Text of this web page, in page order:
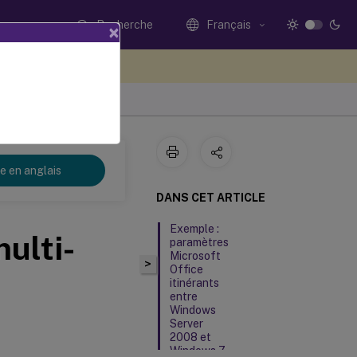
Recherche Français
en anglais
>
DANS CET ARTICLE
Exemple :
paramètres
Microsoft
Office
itinérants
entre
Windows
Server
2008 et
Windows 7
×